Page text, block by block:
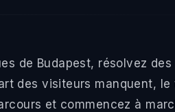
de Budapest, résolvez des
des visiteurs manquent, le
et commencez à